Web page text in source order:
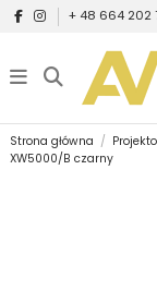
+ 48 664 202
Strona główna
XW5000/B czarny